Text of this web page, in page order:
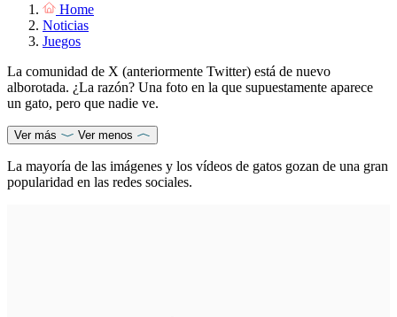
Home
Noticias
Juegos
La comunidad de X (anteriormente Twitter) está de nuevo
alborotada. ¿La razón? Una foto en la que supuestamente aparece
un gato, pero que nadie ve.
Ver más Ver menos
La mayoría de las imágenes y los vídeos de gatos gozan de una gran
popularidad en las redes sociales.